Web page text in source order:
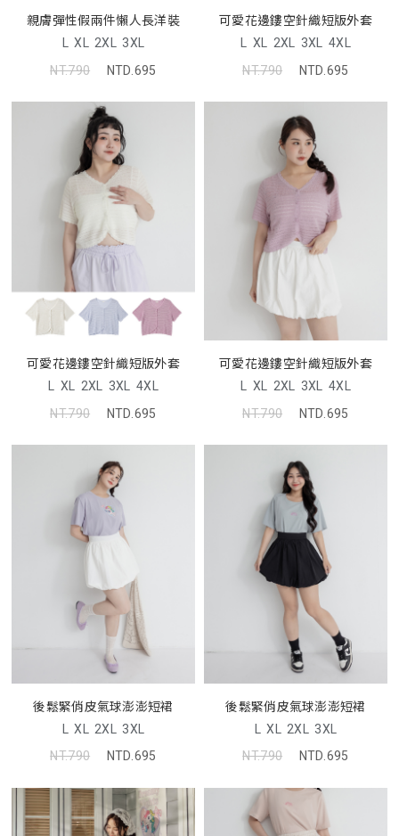
親膚彈性假兩件懶人長洋裝
L XL 2XL 3XL
NT.790
NTD.695
可愛花邊鏤空針織短版外套
L XL 2XL 3XL 4XL
NT.790
NTD.695
可愛花邊鏤空針織短版外套
L XL 2XL 3XL 4XL
NT.790
NTD.695
可愛花邊鏤空針織短版外套
L XL 2XL 3XL 4XL
NT.790
NTD.695
後鬆緊俏皮氣球澎澎短裙
L XL 2XL 3XL
NT.790
NTD.695
後鬆緊俏皮氣球澎澎短裙
L XL 2XL 3XL
NT.790
NTD.695